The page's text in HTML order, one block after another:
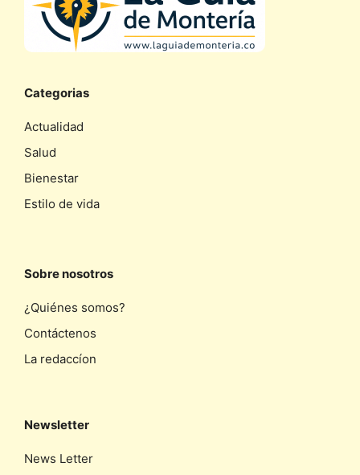
Categorias
Actualidad
Salud
Bienestar
Estilo de vida
Sobre nosotros
¿Quiénes somos?
Contáctenos
La redaccíon
Newsletter
News Letter